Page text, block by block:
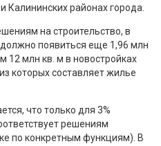
Калининских районах города.
на строительство, в
появиться еще 1,96 млн
млн кв. м в новостройках
которых составляет жилье
что только для 3%
решениям
по конкретным функциям). В